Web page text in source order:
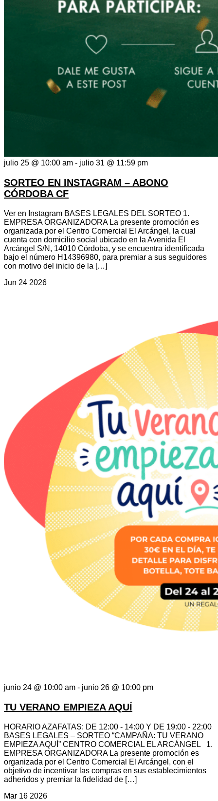
julio 25 @ 10:00 am - julio 31 @ 11:59 pm
SORTEO EN INSTAGRAM – ABONO
CÓRDOBA CF
Ver en Instagram BASES LEGALES DEL SORTEO 1.
EMPRESA ORGANIZADORA La presente promoción es
organizada por el Centro Comercial El Arcángel, la cual
cuenta con domicilio social ubicado en la Avenida El
Arcángel S/N, 14010 Córdoba, y se encuentra identificada
bajo el número H14396980, para premiar a sus seguidores
con motivo del inicio de la […]
Jun 24 2026
junio 24 @ 10:00 am - junio 26 @ 10:00 pm
TU VERANO EMPIEZA AQUÍ
HORARIO AZAFATAS: DE 12:00 - 14:00 Y DE 19:00 - 22:00
BASES LEGALES – SORTEO “CAMPAÑA: TU VERANO
EMPIEZA AQUÍ” CENTRO COMERCIAL EL ARCÁNGEL 1.
EMPRESA ORGANIZADORA La presente promoción es
organizada por el Centro Comercial El Arcángel, con el
objetivo de incentivar las compras en sus establecimientos
adheridos y premiar la fidelidad de […]
Mar 16 2026